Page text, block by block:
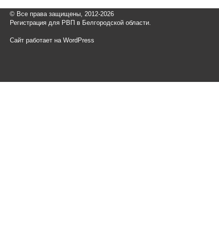
© Все права защищены, 2012-2026
Регистрация для РВП в Белгородской области.
Сайт работает на WordPress